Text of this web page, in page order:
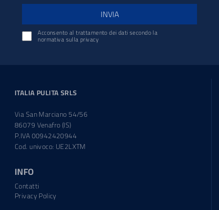
INVIA
Acconsento al trattamento dei dati secondo la
normativa sulla privacy
ITALIA PULITA SRLS
Via San Marciano 54/56
86079 Venafro (IS)
P.IVA 00942420944
Cod. univoco: UE2LXTM
INFO
Contatti
Privacy Policy